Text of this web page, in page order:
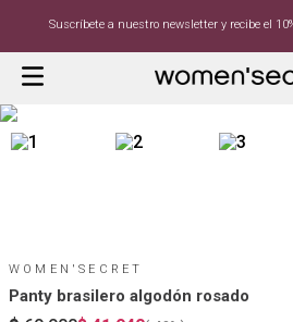
Suscríbete a nuestro newsletter y recibe el
WOMEN'SECRET
Panty brasilero algodón rosado